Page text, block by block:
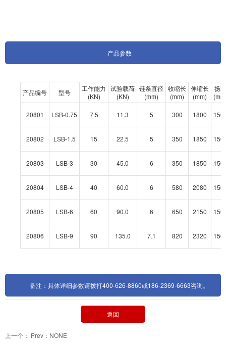
产品参数
产品编号 型号
工作能力
(KN)
试验载荷
(KN)
链条直径
(mm)
收缩长
(mm)
伸缩长
(mm)
扬程
20801 LSB-0.75 7.5 11.3 5 300 1800
20802 LSB-1.5 15 22.5 5 350 1850
20803 LSB-3 30 45.0 6 350 1850
20804 LSB-4 40 60.0 6 580 2080
20805 LSB-6 60 90.0 6 650 2150
20806 LSB-9 90 135.0 7.1 820 2320
备注：具体详细参数请拨打400-626-8860或186-2369-6663咨询。
返回
上一个： Prev：NONE